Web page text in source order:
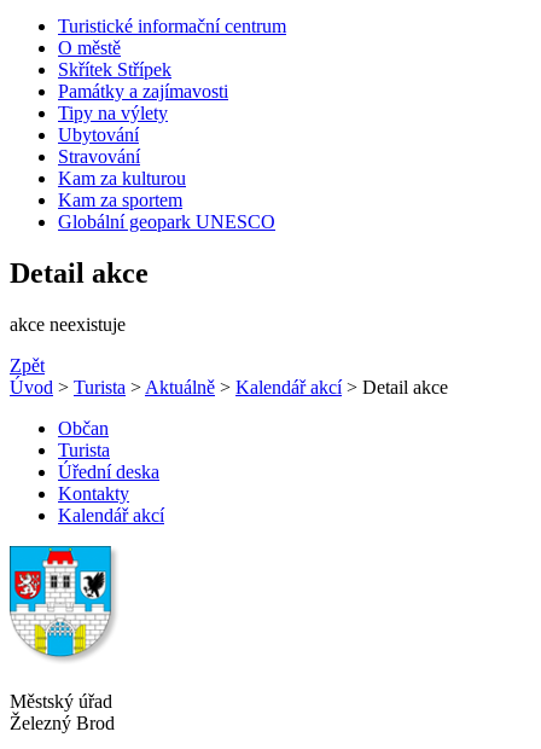
Turistické informační centrum
O městě
Skřítek Střípek
Památky a zajímavosti
Tipy na výlety
Ubytování
Stravování
Kam za kulturou
Kam za sportem
Globální geopark UNESCO
Detail akce
akce neexistuje
Zpět
Úvod > Turista > Aktuálně > Kalendář akcí> Detail akce
Občan
Turista
Úřední deska
Kontakty
Kalendář akcí
Městský úřad
Železný Brod